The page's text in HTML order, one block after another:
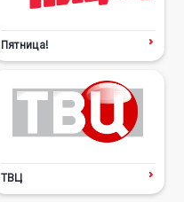
Пятница!
ТВЦ